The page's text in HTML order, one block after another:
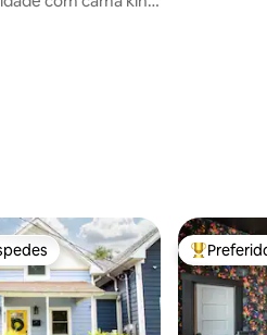
dos hóspedes Entre os